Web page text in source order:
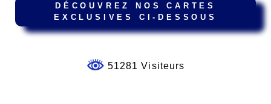
DÉCOUVREZ NOS CARTES
EXCLUSIVES CI-DESSOUS
51281 Visiteurs